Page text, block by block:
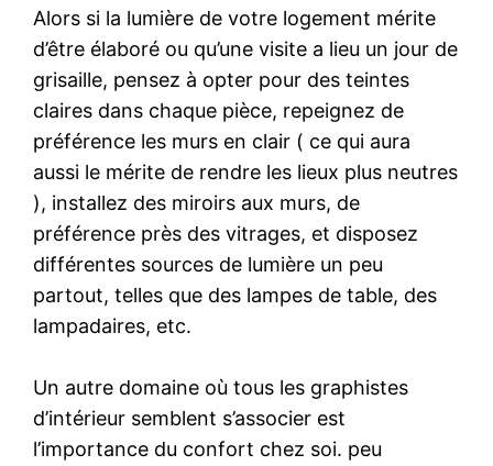
Alors si la lumière de votre logement mérite
d’être élaboré ou qu’une visite a lieu un jour de
grisaille, pensez à opter pour des teintes
claires dans chaque pièce, repeignez de
préférence les murs en clair ( ce qui aura
aussi le mérite de rendre les lieux plus neutres
), installez des miroirs aux murs, de
préférence près des vitrages, et disposez
différentes sources de lumière un peu
partout, telles que des lampes de table, des
lampadaires, etc.
Un autre domaine où tous les graphistes
d’intérieur semblent s’associer est
l’importance du confort chez soi. peu